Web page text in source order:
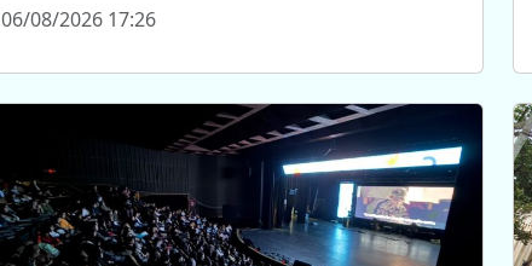
06/08/2026 17:26